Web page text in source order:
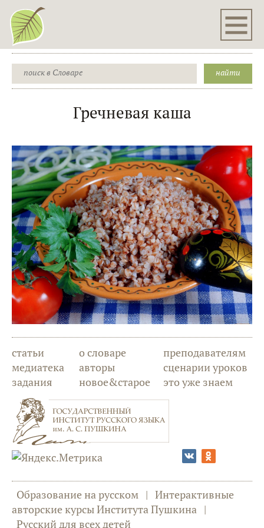
Гречневая каша
статьи
медиатека
задания
о словаре
авторы
новое&старое
преподавателям
сценарии уроков
это уже знаем
Образование на русском | Интерактивные
авторские курсы Института Пушкина |
Русский для всех детей